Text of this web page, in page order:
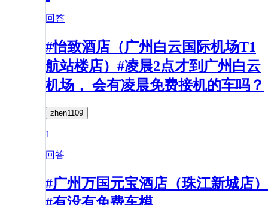
回答
#怡致酒店（广州白云国际机场T1
航站楼店）#凌晨2点才到广州白云
机场， 会有凌晨免费接机的车吗？
zhen1109
1
回答
#广州万国元宝酒店（珠江新城店）